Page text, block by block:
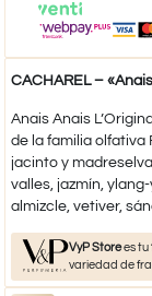
CACHAREL –
Anais Anais
de la familia olfativa
jacinto y
valles, jazmín,
almizcle, vetiver,
VyP Storees tu
variedad de